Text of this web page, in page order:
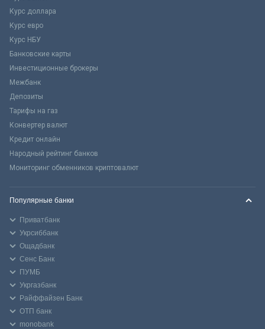
Курс доллара
Курс евро
Курс НБУ
Банковские карты
Инвестиционные брокеры
Межбанк
Депозиты
Тарифы на газ
Конвертер валют
Кредит онлайн
Народный рейтинг банков
Мониторинг обменников криптовалют
Популярные банки
Приватбанк
Укрсиббанк
Ощадбанк
Сенс Банк
ПУМБ
Укргазбанк
Райффайзен Банк
ОТП банк
monobank